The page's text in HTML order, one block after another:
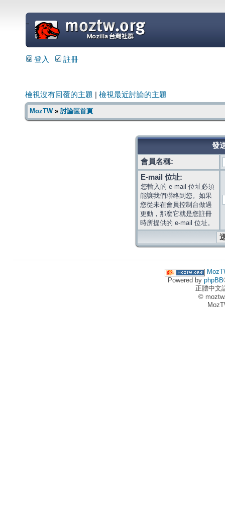
=
登入 註冊
檢視沒有回覆的主題 檢視最近討論的主題
MozTW» 討論區首頁
發
會員名稱:
E-mail 位址:
您輸入的 e-mail 位址必須
能讓我們聯絡到您。如果
您從未在會員控制台做過
更動，那麼它就是您註冊
時所提供的 e-mail 位址。
Powered by phpBB
正體中文
©